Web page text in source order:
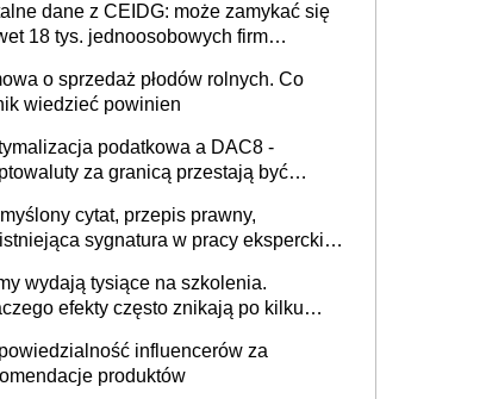
dane z CEIDG: może zamykać się
18 tys. jednoosobowych firm
o sprzedaż płodów rolnych. Co
wiedzieć powinien
podatkowa a DAC8 -
za granicą przestają być
cytat, przepis prawny,
sygnatura w pracy eksperckiej -
wydają tysiące na szkolenia.
efekty często znikają po kilku
influencerów za
produktów